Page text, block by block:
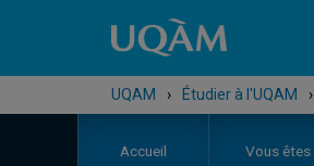
UQAM › Étudier à l'UQAM ›
Accueil Vous êtes